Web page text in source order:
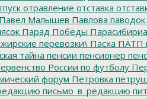
отравление отставка
Павел Малышев Павлова паводок
Парад Победы
перевозки\ Пасха ПАТП
тайна пенсии пенсионер
России по футболу
форум Петровка
письмо_в_редакцию